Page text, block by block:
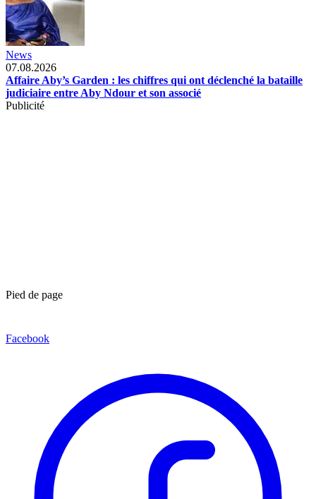
News
07.08.2026
Affaire Aby’s Garden : les chiffres qui ont déclenché la bataille
judiciaire entre Aby Ndour et son associé
Publicité
Pied de page
Facebook